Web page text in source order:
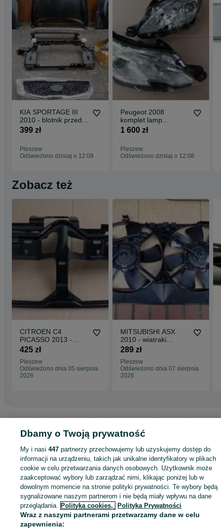
KIA SPORTAGE III
2010 - blotnik przedni
lewy + prawy nowe
399 zł
Pleszew
Odświeżono dzisiaj o 12:08
Peugeot 2008
komplet lamp
przednich NOWE
1 600 zł
Pleszew
Odświeżono dzisiaj o 12:08
Zobacz też
CITROEN C4
PICASSO 2013 -
wspornik zderzaka
czasza
425 zł
Pleszew
Odświeżono dnia 05 sierpnia
2026
MITSUBISHI ASX
2010 - wiatraki
wentylator
289 zł
Pleszew
Odświeżono dnia 07 sierpnia
2026
Strona główna Motoryzacja Części samochodowe Osobowe
Osobowe -
Wielkopolskie
Osobowe - Pleszew
KATEGORIA
ID:792447620 Wyświetlenia:
Zadzwoń / SMS Wyślij wiadomość
Dbamy o Twoją prywatność
My i nasi447 partnerzy przechowujemy lub uzyskujemy dostęp do
informacji na urządzeniu, takich jak unikalne identyfikatory w plikach
cookie w celu przetwarzania danych osobowych. Użytkownik może
zaakceptować wybory lub zarządzać nimi, klikając poniżej lub w
dowolnym momencie na stronie polityki prywatności. Te wybory będą
sygnalizowane naszym partnerom i nie będą miały wpływu na dane
przeglądania. Polityka cookies, Polityka Prywatności
Wraz z naszymi partnerami przetwarzamy dane w celu
zapewnienia: